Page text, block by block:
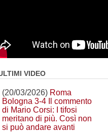
VIDEO
(20/03/2026) Roma
Bologna 3-4 Il commento
di Mario Corsi: I tifosi
meritano di più. Così non
si può andare avanti